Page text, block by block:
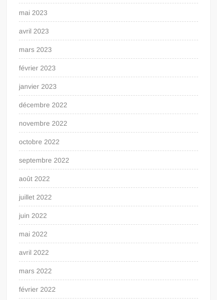
mai 2023
avril 2023
mars 2023
février 2023
janvier 2023
décembre 2022
novembre 2022
octobre 2022
septembre 2022
août 2022
juillet 2022
juin 2022
mai 2022
avril 2022
mars 2022
février 2022